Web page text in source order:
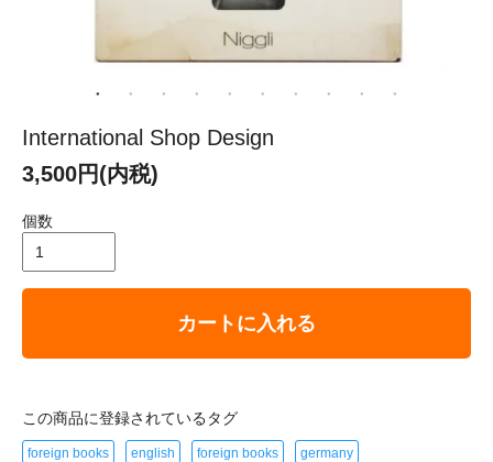
International Shop Design
3,500円(内税)
個数
カートに入れる
この商品に登録されているタグ
foreign books english foreign books germany